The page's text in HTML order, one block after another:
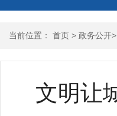
当前位置： 首页 > 政务公开>
文明让